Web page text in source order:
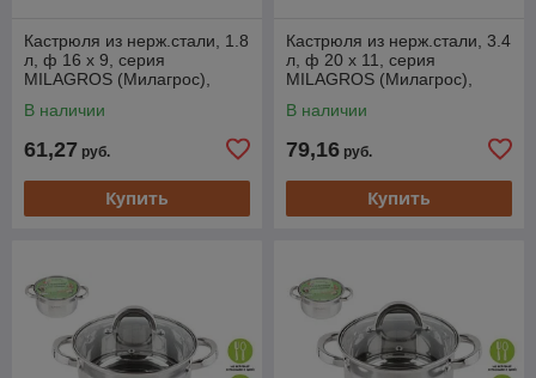
Кастрюля из нерж.стали, 1.8
л, ф 16 x 9, серия
MILAGROS (Милагрос),
В наличии
61,27 руб.
Купить
Кастрюля из нерж.стали, 3.4
л, ф 20 x 11, серия
MILAGROS (Милагрос),
В наличии
79,16 руб.
Купить